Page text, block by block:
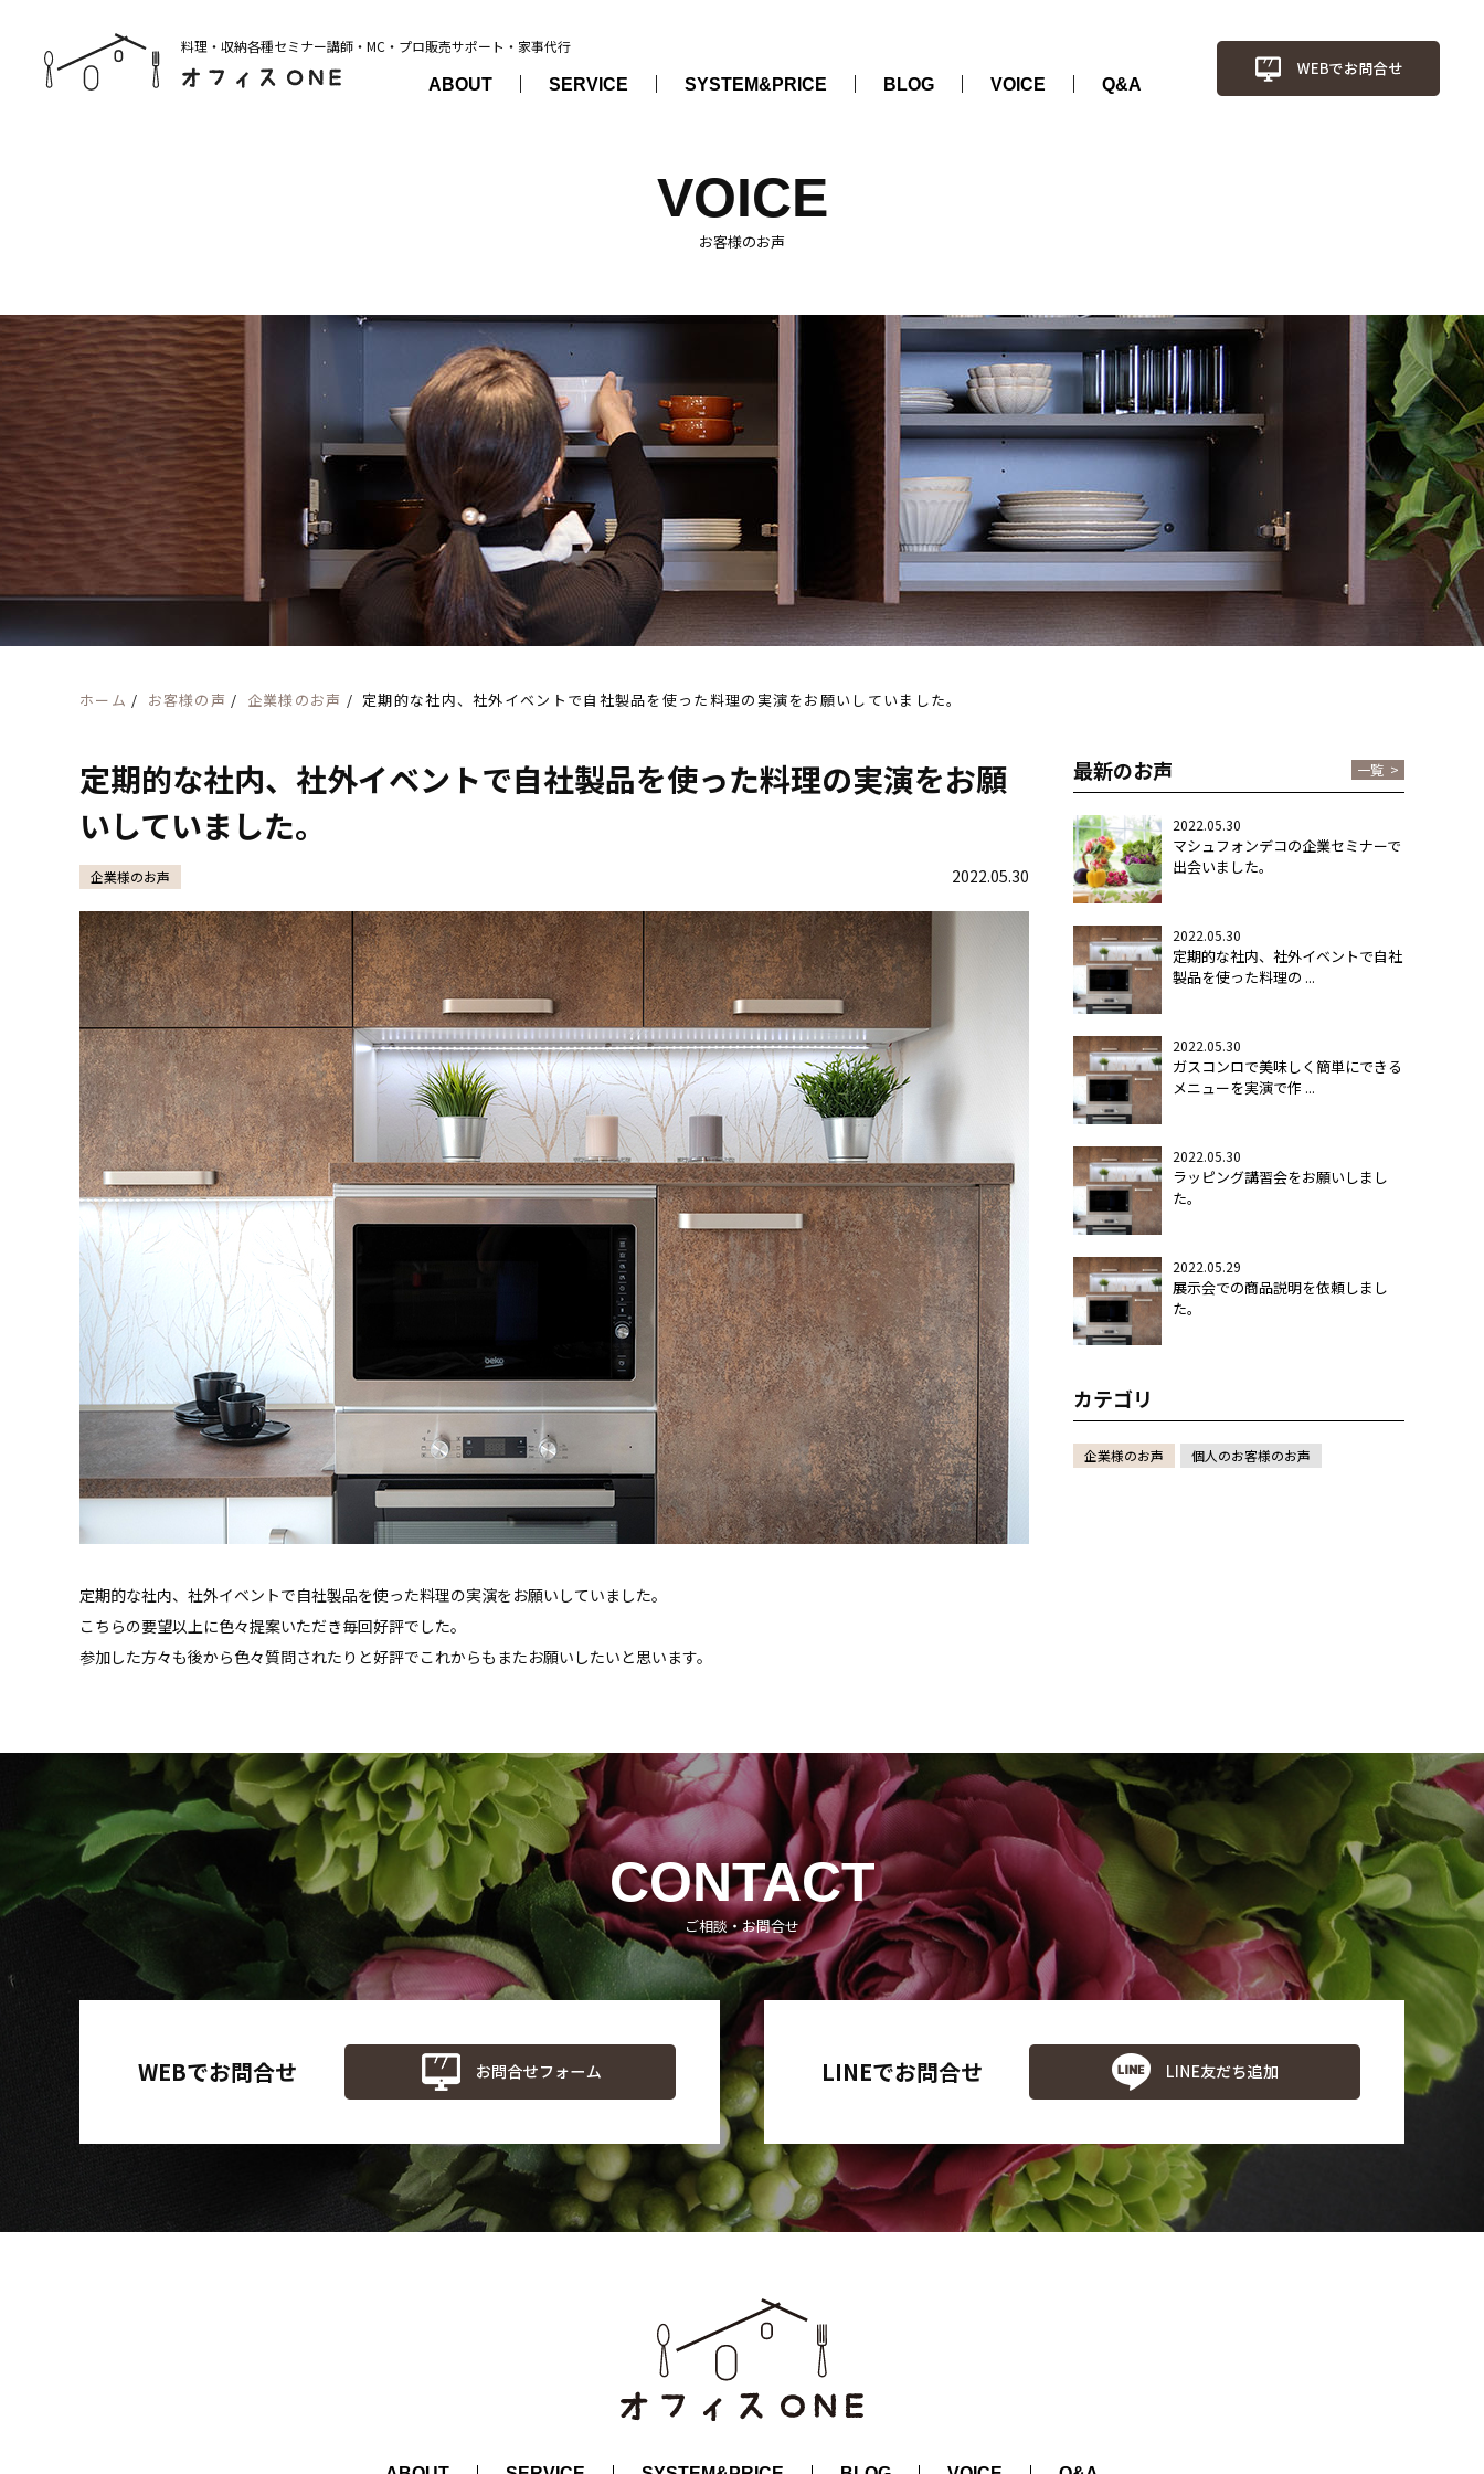
料理・収納各種セミナー講師・MC・プロ販売サポート・家事代行
ABOUT SERVICE SYSTEM&PRICE BLOG VOICE Q&A
VOICE
お客様のお声
ホーム / お客様の声 / 企業様のお声 / 定期的な社内、社外イベントで自社製品を使った料理の実演をお願いしていました。
定期的な社内、社外イベントで自社製品を使った料理の実演をお願
いしていました。
企業様のお声 2022.05.30
定期的な社内、社外イベントで自社製品を使った料理の実演をお願いしていました。
こちらの要望以上に色々提案いただき毎回好評でした。
参加した方々も後から色々質問されたりと好評でこれからもまたお願いしたいと思います。
最新のお声
2022.05.30
マシュフォンデコの企業セミナーで
出会いました。
2022.05.30
定期的な社内、社外イベントで自社
製品を使った料理の ...
2022.05.30
ガスコンロで美味しく簡単にできる
メニューを実演で作 ...
2022.05.30
ラッピング講習会をお願いしまし
た。
2022.05.29
展示会での商品説明を依頼しまし
た。
一覧 >
カテゴリ
企業様のお声 個人のお客様のお声
CONTACT
ご相談・お問合せ
WEBでお問合せ LINEでお問合せ